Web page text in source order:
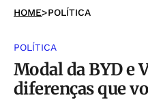
HOME>POLÍTICA
POLÍTICA
Modal da BYD e
diferenças que